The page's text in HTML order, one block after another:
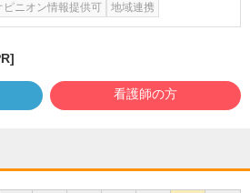
ピニオン情報提供可
地域連携
看護師の方